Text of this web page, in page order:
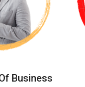
Business